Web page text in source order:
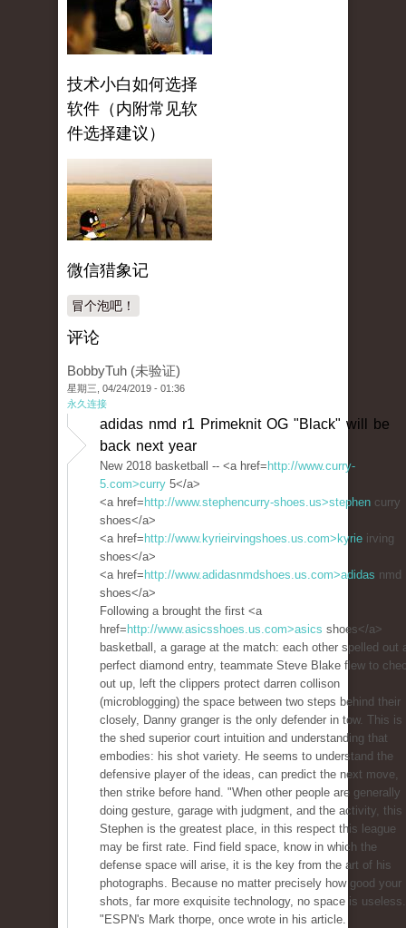
技术小白如何选择
软件（内附常见软
件选择建议）
微信猎象记
冒个泡吧！
评论
BobbyTuh (未验证)
星期三, 04/24/2019 - 01:36
永久连接
adidas nmd r1 Primeknit OG "Black" will be
back next year
New 2018 basketball -- <a href= http://www.curry-
5.com>curry 5</a>
<a href= http://www.stephencurry-shoes.us>stephen curry
shoes</a>
<a href= http://www.kyrieirvingshoes.us.com>kyrie irving
shoes</a>
<a href= http://www.adidasnmdshoes.us.com>adidas nmd
shoes</a>
Following a brought the first <a
href= http://www.asicsshoes.us.com>asics shoes</a>
basketball, a garage at the match: each other spelled out
perfect diamond entry, teammate Steve Blake flew to
out up, left the clippers protect darren collison
(microblogging) the space between two steps behind their
closely, Danny granger is the only defender in tow. This is
the shed superior court intuition and understanding that
embodies: his shot variety. He seems to understand the
defensive player of the ideas, can predict the next move,
then strike before hand. "When other people are generally
doing gesture, garage with judgment, and the activity, this
Stephen is the greatest place, in this respect this league
may be first rate. Find field space, know in which the
defense space will arise, it is the key from the art of his
photographs. Because no matter precisely how good your
shots, far more exquisite technology, no space is useless.
"ESPN's Mark thorpe, once wrote in his article.